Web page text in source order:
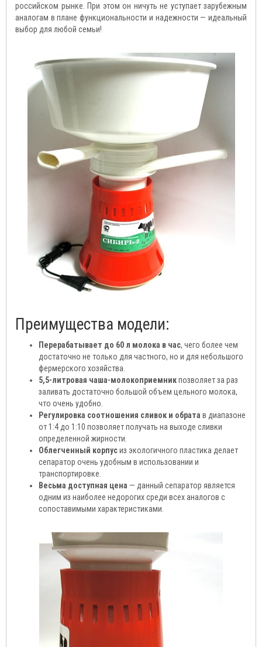
российском рынке. При этом он ничуть не уступает зарубежным
аналогам в плане функциональности и надежности — идеальный
выбор для любой семьи!
Преимущества модели:
Перерабатывает до 60 л молока в час, чего более чем
достаточно не только для частного, но и для небольшого
фермерского хозяйства.
5,5-литровая чаша-молокоприемникпозволяет за раз
заливать достаточно большой объем цельного молока,
что очень удобно.
Регулировка соотношения сливок и обрата в диапазоне
от 1:4 до 1:10 позволяет получать на выходе сливки
определенной жирности.
Облегченный корпусиз экологичного пластика делает
сепаратор очень удобным в использовании и
транспортировке.
Весьма доступная цена — данный сепаратор является
одним из наиболее недорогих среди всех аналогов с
сопоставимыми характеристиками.